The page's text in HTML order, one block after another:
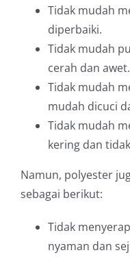
Tidak mudah
diperbaiki.
Tidak mudah
cerah dan awet.
Tidak mudah
mudah dicuci
Tidak mudah
kering dan
Namun, polyester
sebagai berikut:
Tidak
nyaman dan